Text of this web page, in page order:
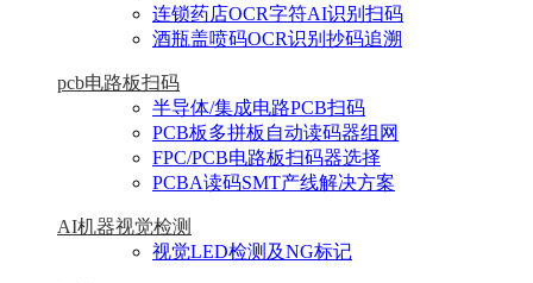
连锁药店OCR字符AI识别扫码
酒瓶盖喷码OCR识别抄码追溯
pcb电路板扫码
半导体/集成电路PCB扫码
PCB板多拼板自动读码器组网
FPC/PCB电路板扫码器选择
PCBA读码SMT产线解决方案
AI机器视觉检测
视觉LED检测及NG标记